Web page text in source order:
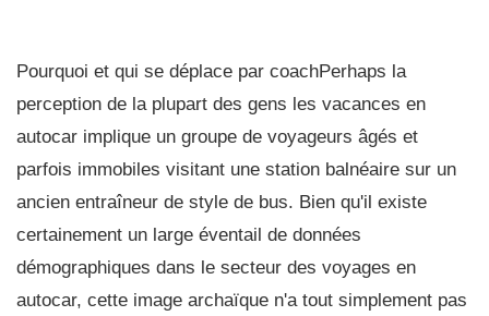
Pourquoi et qui se déplace par coachPerhaps la
perception de la plupart des gens les vacances en
autocar implique un groupe de voyageurs âgés et
parfois immobiles visitant une station balnéaire sur un
ancien entraîneur de style de bus. Bien qu'il existe
certainement un large éventail de données
démographiques dans le secteur des voyages en
autocar, cette image archaïque n'a tout simplement pas